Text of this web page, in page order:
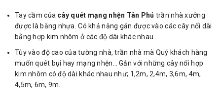
Tay cầm của cây quét mạng nhện Tân Phú trần nhà xưởng
được là bằng nhựa. Có khả năng gắn được vào các cây nối dài
bằng hợp kim nhôm ở các độ dài khác nhau.
Tùy vào độ cao của tường nhà, trần nhà mà Quý khách hàng
muốn quét bụi hay mạng nhện… Gắn với những cây nối hợp
kim nhôm có độ dài khác nhau như; 1,2m, 2,4m, 3,6m, 4m,
4,5m, 6m, 9m.